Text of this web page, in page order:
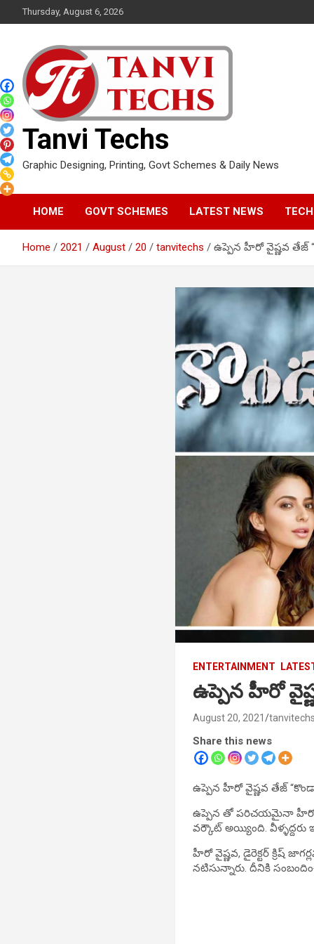
to
Thursday, August 6, 2026
Tanvi Techs
Graphic Designing, Printing, Govt Schemes & Daily News
HOME GOVT SCHEMES LATEST NEWS
Home 2021 August 20 tanvitechs ఉప్పెన హీరో వైష్ణవ తేజ్
ENTERTAINMENT
ఉప్పెన హీరో
August 20, 2021
Share this news
ఉప్పెన హీరో వైష్ణవ తేజ్
ఉప్పెన తో పరిచయమైనా హీరో
వర్కౌట్ అయ్యింది. వీళ్ళద్దరు
హీరో వైష్ణవ, డైరెక్టర్ క్రిష్
నటిసున్నారు. దీనికి